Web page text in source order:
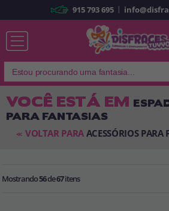
Já sou
Lembrar-me Esqueceu sua senha?
915 793 695 |
VOCÊ ESTÁ EM
PARA FANTASIAS
<< VOLTAR PARA ACESSÓRIOS PARA
Mostrando56de67itens